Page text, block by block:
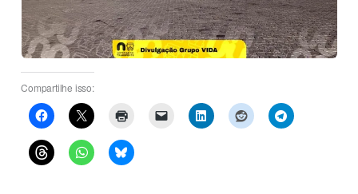
Compartilhe isso: